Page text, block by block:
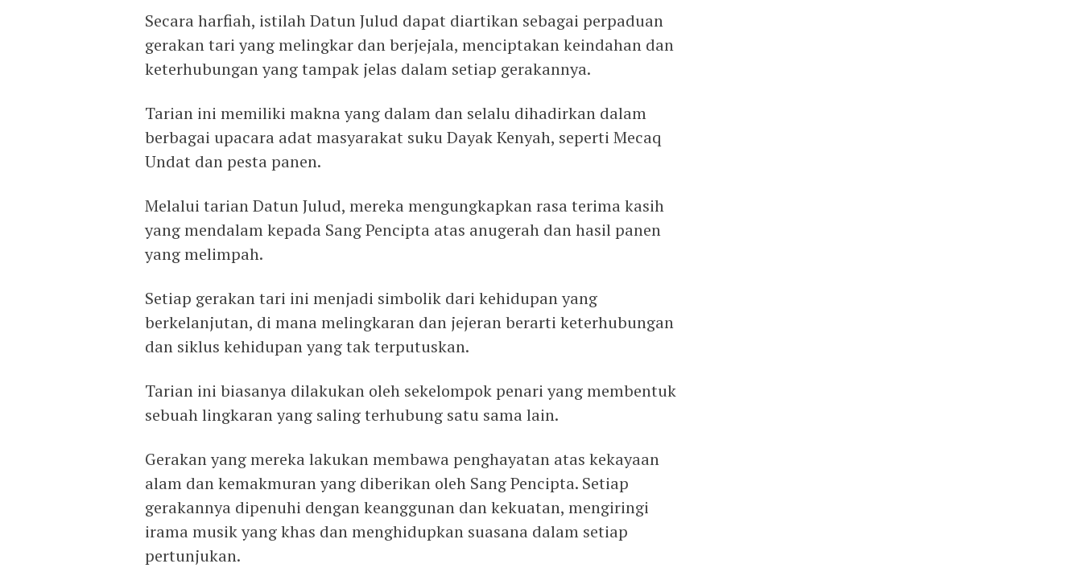
Secara harfiah, istilah Datun Julud dapat diartikan sebagai perpaduan
gerakan tari yang melingkar dan berjejala, menciptakan keindahan dan
keterhubungan yang tampak jelas dalam setiap gerakannya.
Tarian ini memiliki makna yang dalam dan selalu dihadirkan dalam
berbagai upacara adat masyarakat suku Dayak Kenyah, seperti Mecaq
Undat dan pesta panen.
Melalui tarian Datun Julud, mereka mengungkapkan rasa terima kasih
yang mendalam kepada Sang Pencipta atas anugerah dan hasil panen
yang melimpah.
Setiap gerakan tari ini menjadi simbolik dari kehidupan yang
berkelanjutan, di mana melingkaran dan jejeran berarti keterhubungan
dan siklus kehidupan yang tak terputuskan.
Tarian ini biasanya dilakukan oleh sekelompok penari yang membentuk
sebuah lingkaran yang saling terhubung satu sama lain.
Gerakan yang mereka lakukan membawa penghayatan atas kekayaan
alam dan kemakmuran yang diberikan oleh Sang Pencipta. Setiap
gerakannya dipenuhi dengan keanggunan dan kekuatan, mengiringi
irama musik yang khas dan menghidupkan suasana dalam setiap
pertunjukan.